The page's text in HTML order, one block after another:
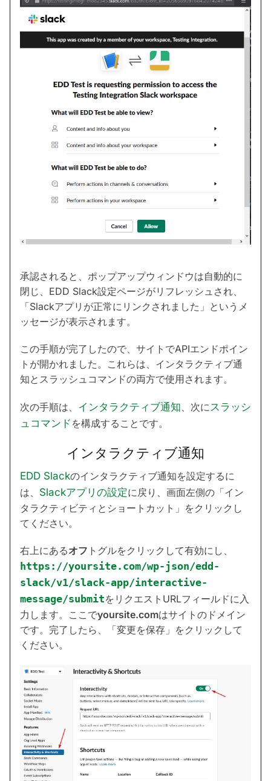
承認されると、ポップアップウィンドウは自動的に
閉じ、EDD Slack設定ページがリフレッシュされ、
「Slackアプリが正常にリンクされました」というメ
ッセージが表示されます。
この手順が完了したので、サイトでAPIエンドポイン
トが開かれました。これらは、インタラクティブ通
知とスラッシュコマンドの両方で使用されます。
次の手順は、 インタラクティブ通知、次にスラッシ
ュコマンド を構成することです。
インタラクティブ通知
EDD Slackのインタラクティブ通知を設定するに
は、 Slackアプリの設定に戻り、画面左側の「イン
タラクティビティとショートカット」をクリックし
てください。
右上にあるオフ トグルをクリックして有効にし、
https://yoursite.com/wp-json/edd-
slack/v1/slack-app/interactive-
message/submitをリクエストURLフィールドに入
力します。ここでyoursite.comはサイトのドメイン
です。完了したら、「変更を保存」をクリックして
ください。